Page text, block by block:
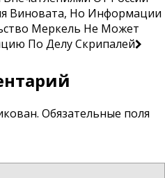
Виновата, Но Информации
Меркель Не Может
По Делу Скрипалей
Обязательные поля